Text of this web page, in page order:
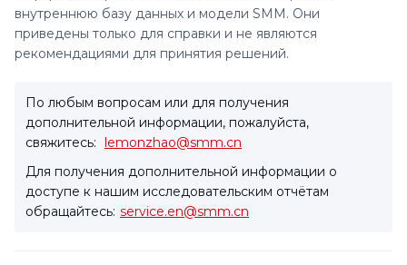
внутреннюю базу данных и модели SMM. Они
приведены только для справки и не являются
рекомендациями для принятия решений.
По любым вопросам или для получения
дополнительной информации, пожалуйста,
свяжитесь: lemonzhao@smm.cn
Для получения дополнительной информации о
доступе к нашим исследовательским отчётам
обращайтесь: service.en@smm.cn